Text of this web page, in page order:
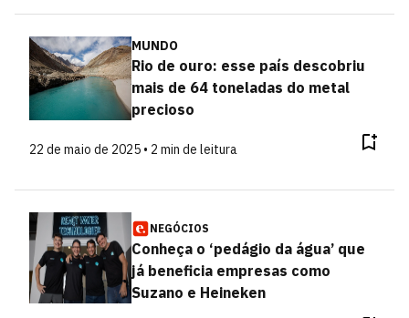
MUNDO
Rio de ouro: esse país descobriu
mais de 64 toneladas do metal
precioso
22 de maio de 2025 • 2 min de leitura
NEGÓCIOS
Conheça o ‘pedágio da água’ que
já beneficia empresas como
Suzano e Heineken